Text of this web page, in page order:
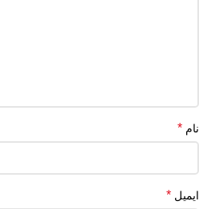
نام *
ایمیل *